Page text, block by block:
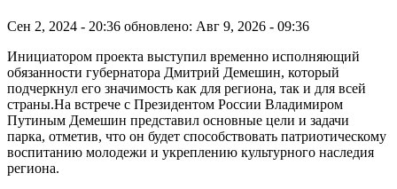
Сен 2, 2024 - 20:36 обновлено: Авг 9, 2026 - 09:36
Инициатором проекта выступил временно исполняющий
обязанности губернатора Дмитрий Демешин, который
подчеркнул его значимость как для региона, так и для всей
страны.На встрече с Президентом России Владимиром
Путиным Демешин представил основные цели и задачи
парка, отметив, что он будет способствовать патриотическому
воспитанию молодежи и укреплению культурного наследия
региона.